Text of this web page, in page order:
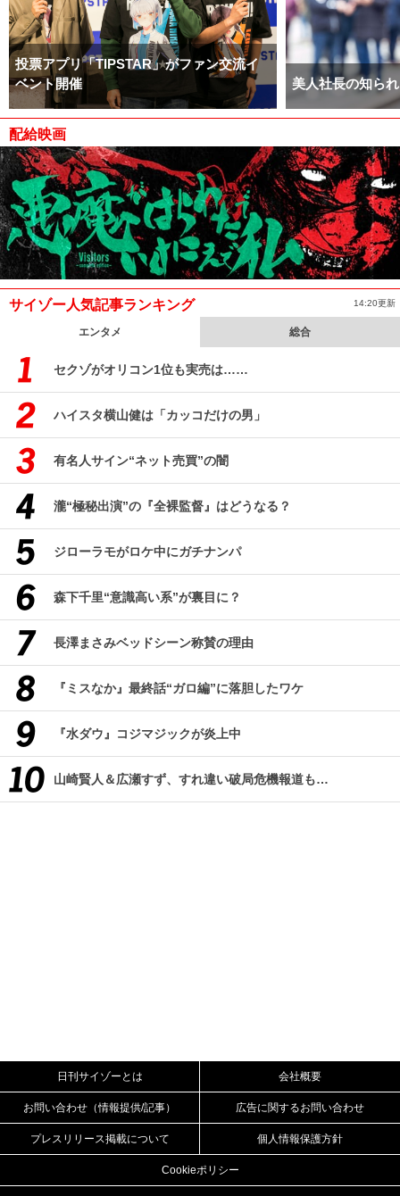
投票アプリ「TIPSTAR」がファン交流イ
ベント開催
美人社長の知ら
配給映画
サイゾー人気記事ランキング 14:20更新
エンタメ 総合
セクゾがオリコン1位も実売は……
ハイスタ横山健は「カッコだけの男」
有名人サイン“ネット売買”の闇
瀧“極秘出演”の『全裸監督』はどうなる？
ジローラモがロケ中にガチナンパ
森下千里“意識高い系”が裏目に？
長澤まさみベッドシーン称賛の理由
『ミスなか』最終話“ガロ編”に落胆したワケ
『水ダウ』コジマジックが炎上中
山崎賢人＆広瀬すず、すれ違い破局危機報道も…
日刊サイゾーとは 会社概要
お問い合わせ（情報提供/記事） 広告に関するお問い合わせ
プレスリリース掲載について 個人情報保護方針
Cookieポリシー